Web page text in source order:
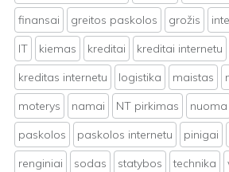
finansai
greitos paskolos grožis
IT
kiemas kreditai kreditai internetu
kreditas internetu
logistika maistas
moterys
namai NT pirkimas nuoma
paskolos
paskolos internetu pinigai
renginiai
sodas statybos technika